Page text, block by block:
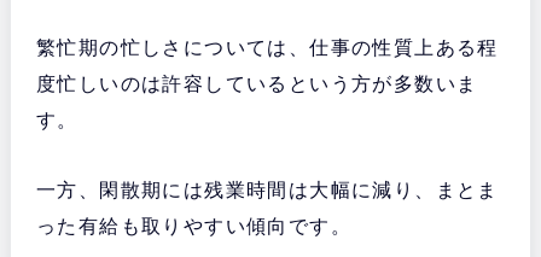
繁忙期の忙しさについては、仕事の性質上ある程
度忙しいのは許容しているという方が多数いま
す。
一方、閑散期には残業時間は大幅に減り、まとま
った有給も取りやすい傾向です。